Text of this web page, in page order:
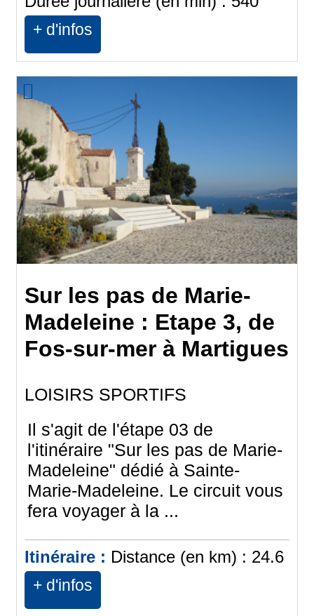
+ d'infos
Sur les pas de Marie-
Madeleine : Etape 3, de
Fos-sur-mer à Martigues
LOISIRS SPORTIFS
Il s'agit de l'étape 03 de
l'itinéraire "Sur les pas de Marie-
Madeleine" dédié à Sainte-
Marie-Madeleine. Le circuit vous
fera voyager à la ...
Itinéraire : Distance (en km) : 24.6
+ d'infos